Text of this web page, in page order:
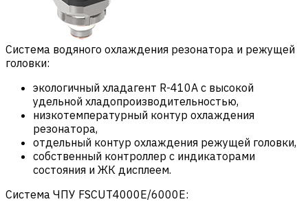
Система водяного охлаждения резонатора и режущей
головки:
экологичный хладагент R-410A с высокой
удельной хладопроизводительностью,
низкотемпературный контур охлаждения
резонатора,
отдельный контур охлаждения режущей головки,
собственный контроллер с индикаторами
состояния и ЖК дисплеем.
Система ЧПУ FSCUT4000E/6000E: